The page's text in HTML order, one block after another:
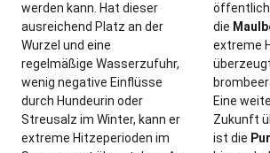
werden kann. Hat dieser
ausreichend Platz an der
Wurzel und eine
regelmäßige Wasserzufuhr,
wenig negative Einflüsse
durch Hundeurin oder
Streusalz im Winter, kann er
extreme Hitzeperioden im
die
extreme
Eine
Zukunft
ist die